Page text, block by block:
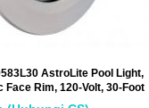
AstroLite Pool Light,
Face Rim, 120-Volt, 30-Foot
Cord